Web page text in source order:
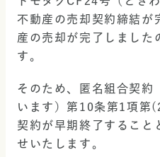
不動産の売却契約締結が
産の売却が完了しました
す。
そのため、匿名組合契約
います）第10条第1項第
契約が早期終了すること
せいたします。